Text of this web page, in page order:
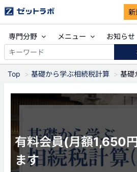
新
専門分野 メニュー
お知らせ
Top 基礎から学ぶ相続税計算 基礎
有料会員(月額1,650
ます